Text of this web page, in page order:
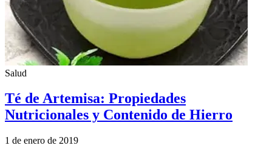
Salud
Té de Artemisa: Propiedades
Nutricionales y Contenido de Hierro
1 de enero de 2019